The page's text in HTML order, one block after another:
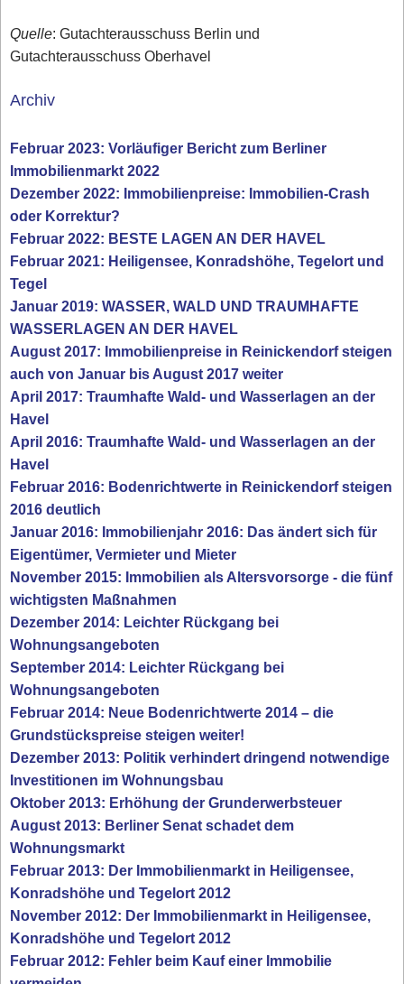
Quelle: Gutachterausschuss Berlin und
Gutachterausschuss Oberhavel
Archiv
Februar 2023: Vorläufiger Bericht zum Berliner
Immobilienmarkt 2022
Dezember 2022: Immobilienpreise: Immobilien-Crash
oder Korrektur?
Februar 2022: BESTE LAGEN AN DER HAVEL
Februar 2021: Heiligensee, Konradshöhe, Tegelort und
Tegel
Januar 2019: WASSER, WALD UND TRAUMHAFTE
WASSERLAGEN AN DER HAVEL
August 2017: Immobilienpreise in Reinickendorf steigen
auch von Januar bis August 2017 weiter
April 2017: Traumhafte Wald- und Wasserlagen an der
Havel
April 2016: Traumhafte Wald- und Wasserlagen an der
Havel
Februar 2016: Bodenrichtwerte in Reinickendorf steigen
2016 deutlich
Januar 2016: Immobilienjahr 2016: Das ändert sich für
Eigentümer, Vermieter und Mieter
November 2015: Immobilien als Altersvorsorge - die fünf
wichtigsten Maßnahmen
Dezember 2014: Leichter Rückgang bei
Wohnungsangeboten
September 2014: Leichter Rückgang bei
Wohnungsangeboten
Februar 2014: Neue Bodenrichtwerte 2014 – die
Grundstückspreise steigen weiter!
Dezember 2013: Politik verhindert dringend notwendige
Investitionen im Wohnungsbau
Oktober 2013: Erhöhung der Grunderwerbsteuer
August 2013: Berliner Senat schadet dem
Wohnungsmarkt
Februar 2013: Der Immobilienmarkt in Heiligensee,
Konradshöhe und Tegelort 2012
November 2012: Der Immobilienmarkt in Heiligensee,
Konradshöhe und Tegelort 2012
Februar 2012: Fehler beim Kauf einer Immobilie